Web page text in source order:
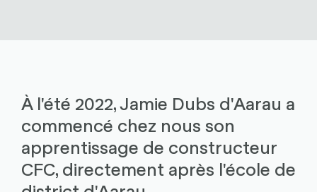
À l'été 2022, Jamie Dubs d'Aarau a
commencé chez nous son
apprentissage de constructeur
CFC, directement après l'école de